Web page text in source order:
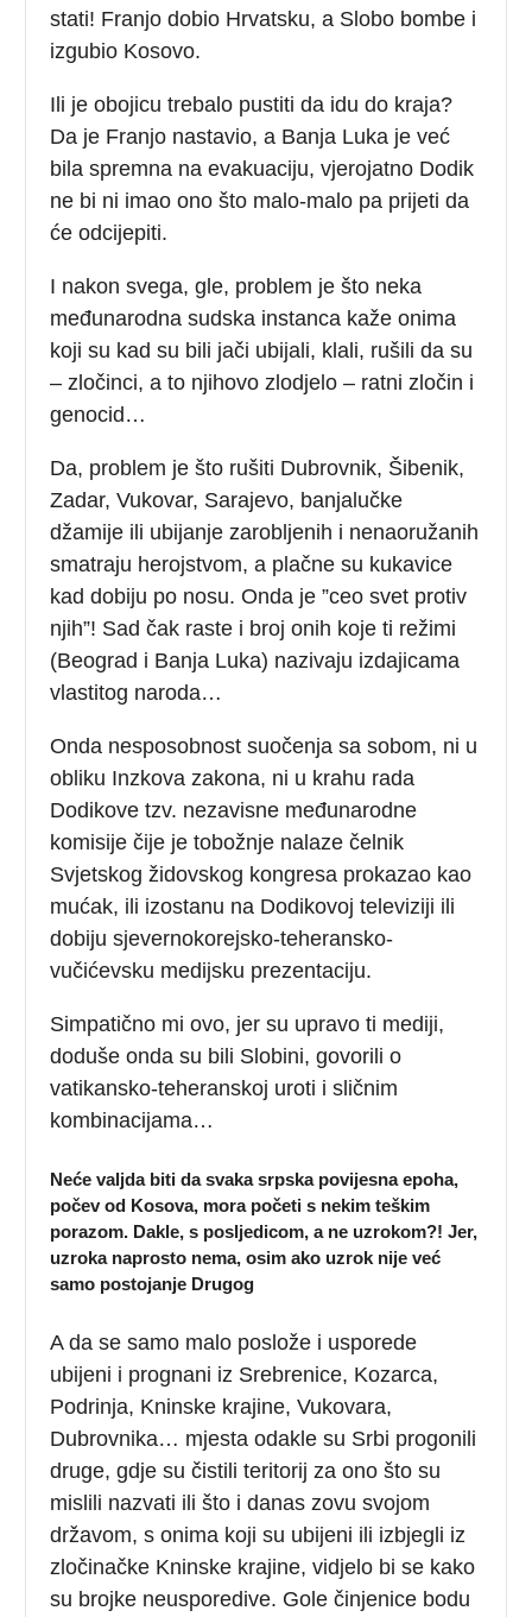
stati! Franjo dobio Hrvatsku, a Slobo bombe i
izgubio Kosovo.
Ili je obojicu trebalo pustiti da idu do kraja?
Da je Franjo nastavio, a Banja Luka je već
bila spremna na evakuaciju, vjerojatno Dodik
ne bi ni imao ono što malo-malo pa prijeti da
će odcijepiti.
I nakon svega, gle, problem je što neka
međunarodna sudska instanca kaže onima
koji su kad su bili jači ubijali, klali, rušili da su
– zločinci, a to njihovo zlodjelo – ratni zločin i
genocid…
Da, problem je što rušiti Dubrovnik, Šibenik,
Zadar, Vukovar, Sarajevo, banjalučke
džamije ili ubijanje zarobljenih i nenaoružanih
smatraju herojstvom, a plačne su kukavice
kad dobiju po nosu. Onda je ”ceo svet protiv
njih”! Sad čak raste i broj onih koje ti režimi
(Beograd i Banja Luka) nazivaju izdajicama
vlastitog naroda…
Onda nesposobnost suočenja sa sobom, ni u
obliku Inzkova zakona, ni u krahu rada
Dodikove tzv. nezavisne međunarodne
komisije čije je tobožnje nalaze čelnik
Svjetskog židovskog kongresa prokazao kao
mućak, ili izostanu na Dodikovoj televiziji ili
dobiju sjevernokorejsko-teheransko-
vučićevsku medijsku prezentaciju.
Simpatično mi ovo, jer su upravo ti mediji,
doduše onda su bili Slobini, govorili o
vatikansko-teheranskoj uroti i sličnim
kombinacijama…
Neće valjda biti da svaka srpska povijesna epoha,
počev od Kosova, mora početi s nekim teškim
porazom. Dakle, s posljedicom, a ne uzrokom?! Jer,
uzroka naprosto nema, osim ako uzrok nije već
samo postojanje Drugog
A da se samo malo poslože i usporede
ubijeni i prognani iz Srebrenice, Kozarca,
Podrinja, Kninske krajine, Vukovara,
Dubrovnika… mjesta odakle su Srbi progonili
druge, gdje su čistili teritorij za ono što su
mislili nazvati ili što i danas zovu svojom
državom, s onima koji su ubijeni ili izbjegli iz
zločinačke Kninske krajine, vidjelo bi se kako
su brojke neusporedive. Gole činjenice bodu